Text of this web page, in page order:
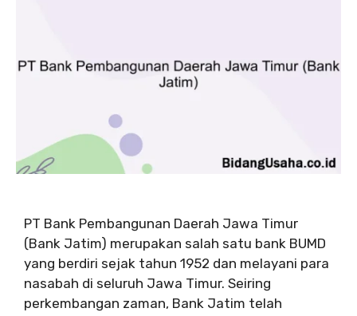
PT Bank Pembangunan Daerah Jawa Timur
(Bank Jatim) merupakan salah satu bank BUMD
yang berdiri sejak tahun 1952 dan melayani para
nasabah di seluruh Jawa Timur. Seiring
perkembangan zaman, Bank Jatim telah